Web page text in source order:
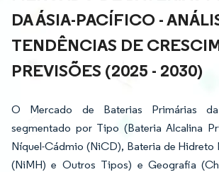
DA ÁSIA-PACÍFICO -
TENDÊNCIAS DE
PREVISÕES (2025 - 2030)
O Mercado de Baterias Primárias
segmentado por Tipo (Bateria Alcalina
Níquel-Cádmio (NiCD), Bateria de Hidreto
(NiMH) e Outros Tipos) e Geografia